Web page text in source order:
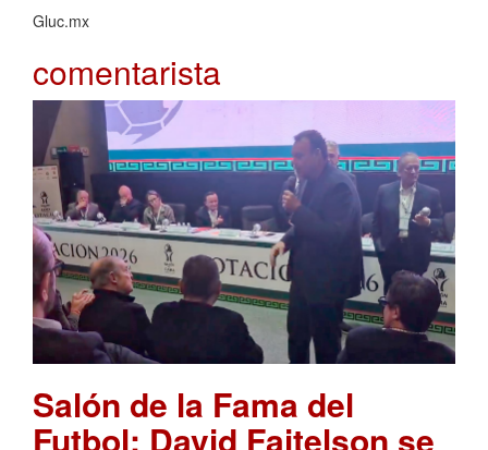
Gluc.mx
comentarista
Salón de la Fama del
Futbol: David Faitelson se